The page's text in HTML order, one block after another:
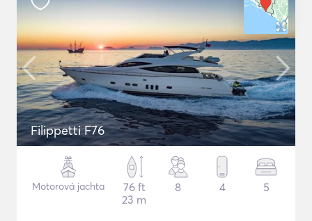
Filippetti F76
Motorová jachta
76 ft
23 m
8 4 5